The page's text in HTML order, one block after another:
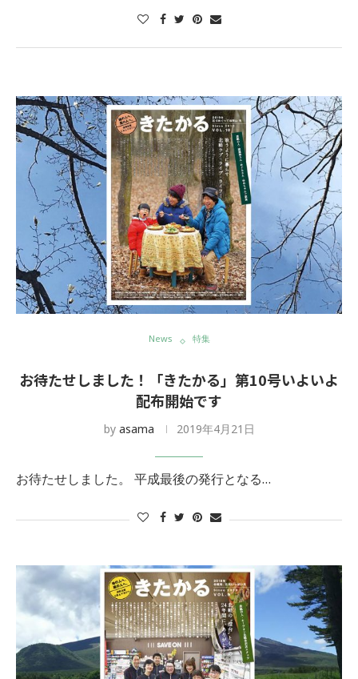
News 特集
お待たせしました！「きたかる」第10号いよいよ
配布開始です
byasama 2019年4月21日
お待たせしました。 平成最後の発行となる…